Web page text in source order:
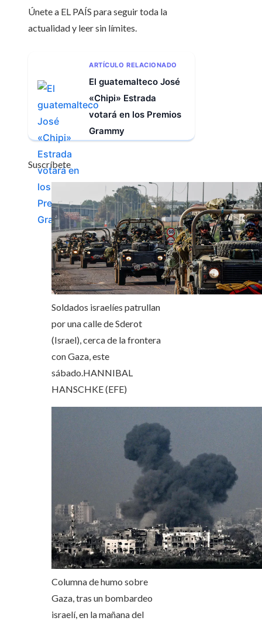
Únete a EL PAÍS para seguir toda la
actualidad y leer sin límites.
ARTÍCULO RELACIONADO
El guatemalteco José
«Chipi» Estrada
votará en los Premios
Grammy
Suscríbete
Soldados israelíes patrullan
por una calle de Sderot
(Israel), cerca de la frontera
con Gaza, este
sábado.HANNIBAL
HANSCHKE (EFE)
Columna de humo sobre
Gaza, tras un bombardeo
israelí, en la mañana del